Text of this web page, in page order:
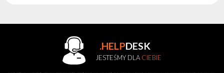
.HELPDESK
JESTEŚMY DLA CIEBIE